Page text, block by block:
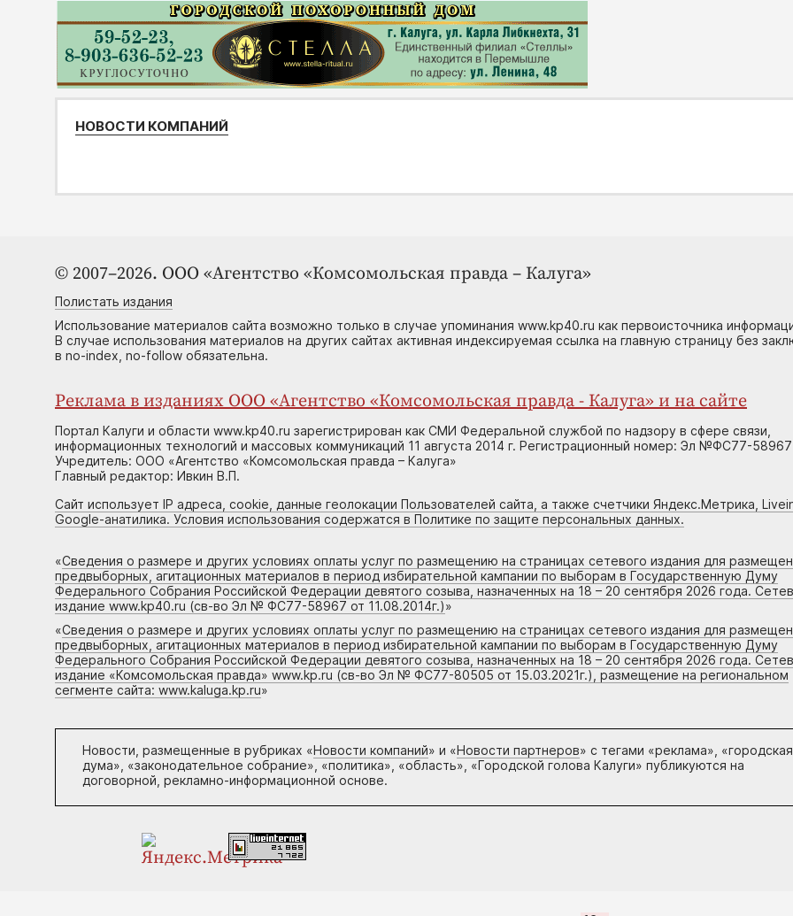
НОВОСТИ КОМПАНИЙ
© 2007–2026. ООО «Агентство «Комсомольская правда – Калуга»
Полистать издания
Использование материалов сайта возможно только в случае упоминания www.kp40.ru как первоисточника
В случае использования материалов на других сайтах активная индексируемая ссылка на главную страницу без
в no-index, no-follow обязательна.
Реклама в изданиях ООО «Агентство «Комсомольская правда - Калуга» и на сайте
Портал Калуги и области www.kp40.ru зарегистрирован как СМИ Федеральной службой по надзору в сфере связи,
информационных технологий и массовых коммуникаций 11 августа 2014 г. Регистрационный номер: Эл №ФС77-58967
Учредитель: ООО «Агентство «Комсомольская правда – Калуга»
Главный редактор: Ивкин В.П.
Сайт использует IP адреса, cookie, данные геолокации Пользователей сайта, а также счетчики Яндекс.Метрика,
Google-анатилика. Условия использования содержатся в Политике по защите персональных данных.
«Сведения о размере и других условиях оплаты услуг по размещению на страницах сетевого издания для
предвыборных, агитационных материалов в период избирательной кампании по выборам в Государственную Думу
Федерального Собрания Российской Федерации девятого созыва, назначенных на 18 – 20 сентября 2026 года.
издание www.kp40.ru (св-во Эл № ФС77-58967 от 11.08.2014г.)»
«Сведения о размере и других условиях оплаты услуг по размещению на страницах сетевого издания для
предвыборных, агитационных материалов в период избирательной кампании по выборам в Государственную Думу
Федерального Собрания Российской Федерации девятого созыва, назначенных на 18 – 20 сентября 2026 года.
издание «Комсомольская правда» www.kp.ru (св-во Эл № ФС77-80505 от 15.03.2021г.), размещение на региональном
сегменте сайта: www.kaluga.kp.ru»
Новости, размещенные в рубриках «Новости компаний» и «Новости партнеров» с тегами «реклама», «городская
дума», «законодательное собрание», «политика», «область», «Городской голова Калуги» публикуются на
договорной, рекламно-информационной основе.